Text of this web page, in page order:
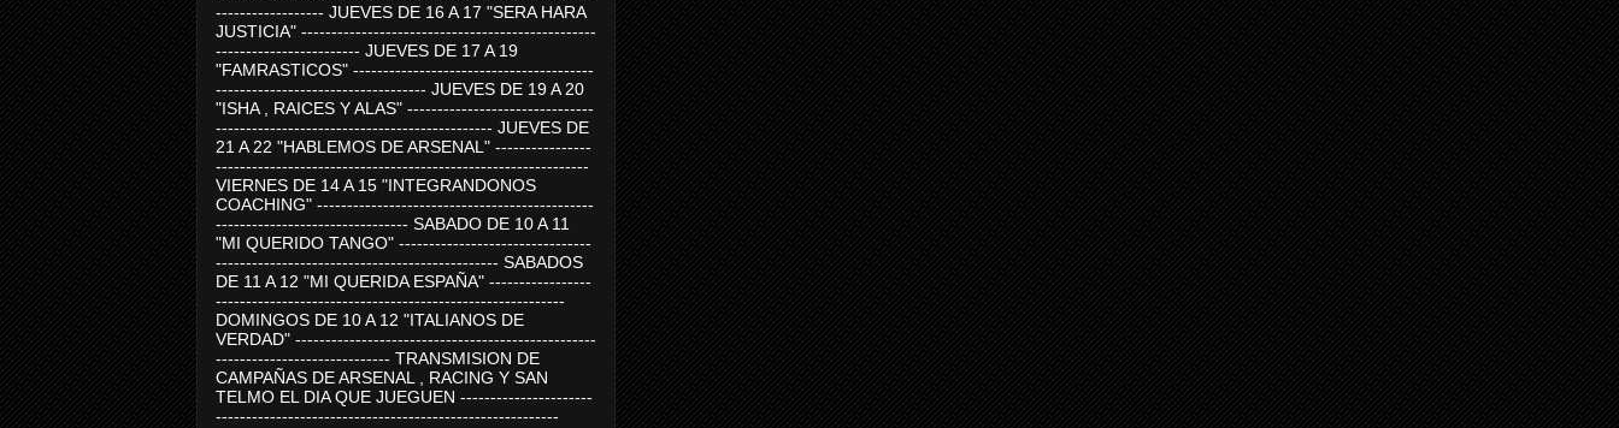
------------------ JUEVES DE 16 A 17 "SERA HARA
JUSTICIA" -------------------------------------------------
------------------------ JUEVES DE 17 A 19
"FAMRASTICOS" ----------------------------------------
----------------------------------- JUEVES DE 19 A 20
"ISHA , RAICES Y ALAS" -------------------------------
---------------------------------------------- JUEVES DE
21 A 22 "HABLEMOS DE ARSENAL" ----------------
--------------------------------------------------------------
VIERNES DE 14 A 15 "INTEGRANDONOS
COACHING" ----------------------------------------------
-------------------------------- SABADO DE 10 A 11
"MI QUERIDO TANGO" --------------------------------
----------------------------------------------- SABADOS
DE 11 A 12 "MI QUERIDA ESPAÑA" -----------------
----------------------------------------------------------
DOMINGOS DE 10 A 12 "ITALIANOS DE
VERDAD" --------------------------------------------------
----------------------------- TRANSMISION DE
CAMPAÑAS DE ARSENAL , RACING Y SAN
TELMO EL DIA QUE JUEGUEN ----------------------
---------------------------------------------------------